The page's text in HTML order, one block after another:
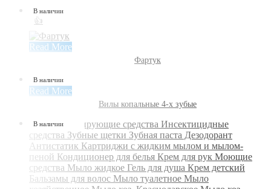
В наличии
👍
Read More
Фартук
В наличии
Read More
Вилы копальные 4-х зубые
В наличии